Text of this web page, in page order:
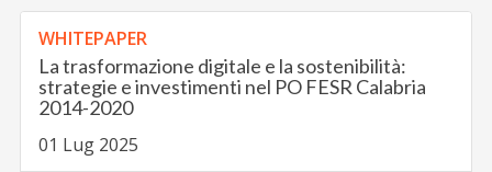
WHITEPAPER
La trasformazione digitale e la sostenibilità:
strategie e investimenti nel PO FESR Calabria
2014-2020
01 Lug 2025